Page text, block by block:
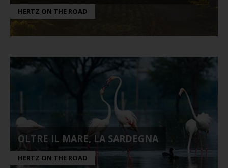
HERTZ ON THE ROAD
OLTRE IL MARE, LA SARDEGNA
HERTZ ON THE ROAD